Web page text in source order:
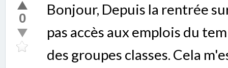
0
Bonjour, Depuis la rentrée
pas accès aux emplois du
des groupes classes. Cela